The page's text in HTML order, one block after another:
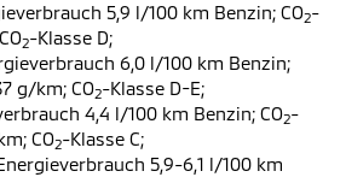
5,9 l/100 km Benzin; CO2-
2-Klasse D;
6,0 l/100 km Benzin;
g/km; CO2-Klasse D-E;
4,4 l/100 km Benzin; CO2-
CO2-Klasse C;
5,9-6,1 l/100 km